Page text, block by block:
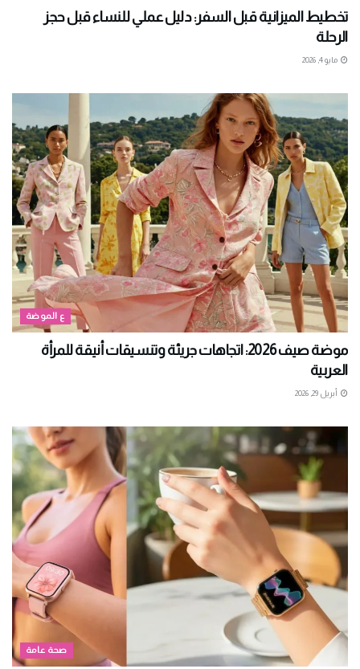
تخطيط الميزانية قبل السفر: دليل عملي للنساء قبل حجز
الرحلة
مايو 4, 2026
ع الموضة
موضة صيف 2026: اتجاهات جريئة وتنسيقات أنيقة للمرأة
العربية
أبريل 29, 2026
صحة عامة